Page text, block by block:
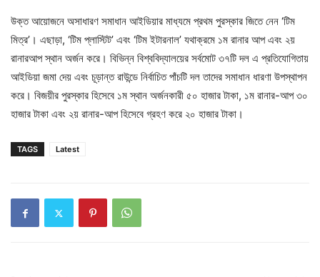
উক্ত আয়োজনে অসাধারণ সমাধান আইডিয়ার মাধ্যমে প্রথম পুরস্কার জিতে নেন ‘টিম
মিত্র’। এছাড়া, ‘টিম প্লাস্টিট’ এবং ‘টিম ইটারনাল’ যথাক্রমে ১ম রানার আপ এবং ২য়
রানারআপ স্থান অর্জন করে। বিভিন্ন বিশ্ববিদ্যালয়ের সর্বমোট ৩৭টি দল এ প্রতিযোগিতায়
আইডিয়া জমা দেয় এবং চূড়ান্ত রাউন্ডে নির্বাচিত পাঁচটি দল তাদের সমাধান ধারণা উপস্থাপন
করে। বিজয়ীর পুরস্কার হিসেবে ১ম স্থান অর্জনকারী ৫০ হাজার টাকা, ১ম রানার-আপ ৩০
হাজার টাকা এবং ২য় রানার-আপ হিসেবে গ্রহণ করে ২০ হাজার টাকা।
TAGS Latest